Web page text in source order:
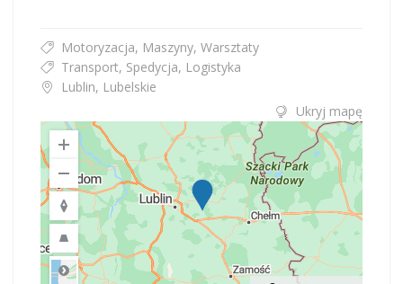
Motoryzacja, Maszyny, Warsztaty
Transport, Spedycja, Logistyka
Lublin, Lubelskie
Ukryj mapę